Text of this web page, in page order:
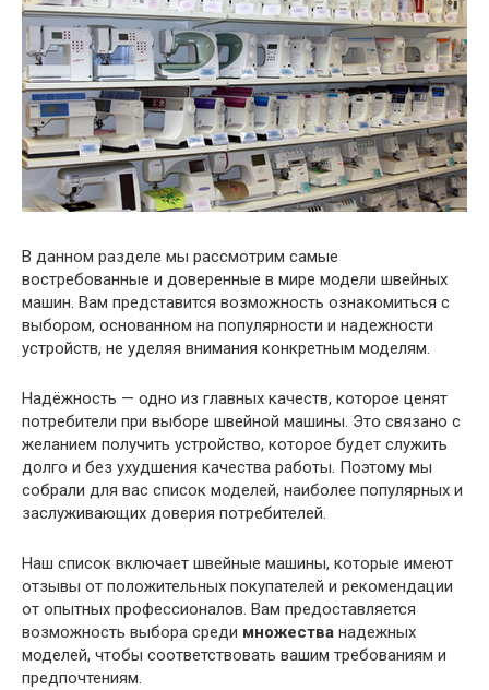
В данном разделе мы рассмотрим самые
востребованные и доверенные в мире модели швейных
машин. Вам представится возможность ознакомиться с
выбором, основанном на популярности и надежности
устройств, не уделяя внимания конкретным моделям.
Надёжность — одно из главных качеств, которое ценят
потребители при выборе швейной машины. Это связано с
желанием получить устройство, которое будет служить
долго и без ухудшения качества работы. Поэтому мы
собрали для вас список моделей, наиболее популярных и
заслуживающих доверия потребителей.
Наш список включает швейные машины, которые имеют
отзывы от положительных покупателей и рекомендации
от опытных профессионалов. Вам предоставляется
возможность выбора среди множества надежных
моделей, чтобы соответствовать вашим требованиям и
предпочтениям.